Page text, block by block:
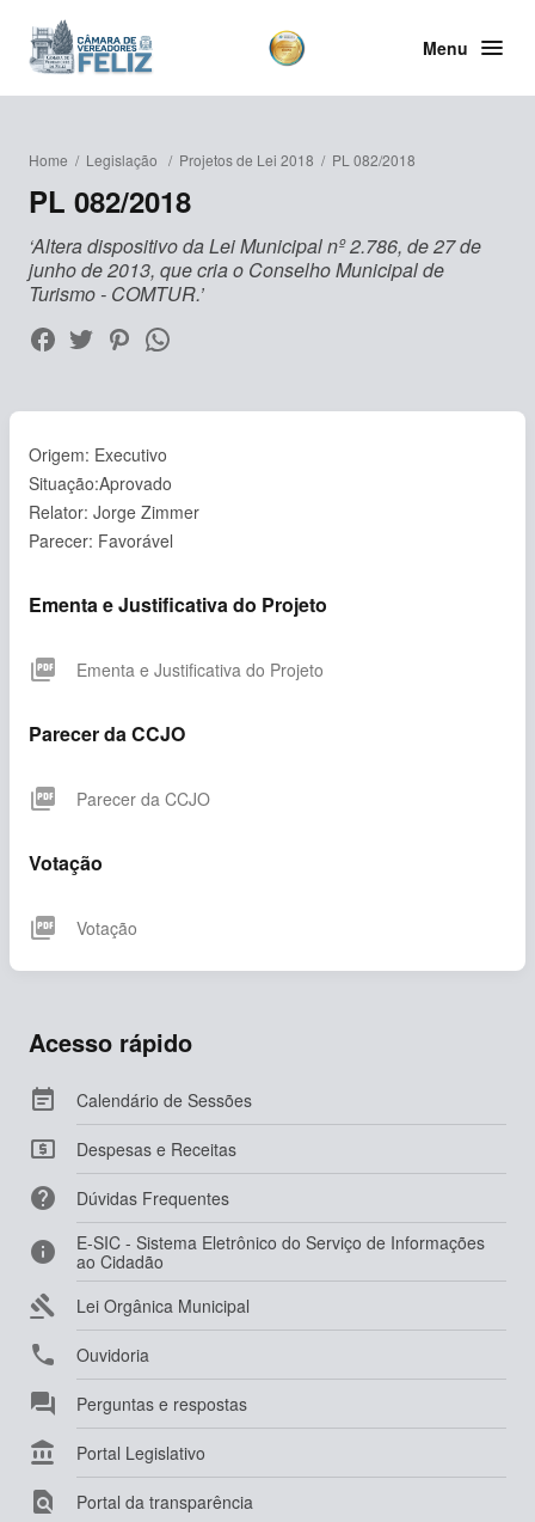
Menu
Home / Legislação / Projetos de Lei 2018 / PL 082/2018
PL 082/2018
‘Altera dispositivo da Lei Municipal nº 2.786, de 27 de
junho de 2013, que cria o Conselho Municipal de
Turismo - COMTUR.’
Origem: Executivo
Situação:Aprovado
Relator: Jorge Zimmer
Parecer: Favorável
Ementa e Justificativa do Projeto
picture_as_pdf Ementa e Justificativa do Projeto
Parecer da CCJO
picture_as_pdf Parecer da CCJO
Votação
picture_as_pdf Votação
Acesso rápido
 Calendário de Sessões
 Despesas e Receitas
 Dúvidas Frequentes

E-SIC - Sistema Eletrônico do Serviço de Informações
ao Cidadão
 Lei Orgânica Municipal
 Ouvidoria
 Perguntas e respostas
 Portal Legislativo
 Portal da transparência